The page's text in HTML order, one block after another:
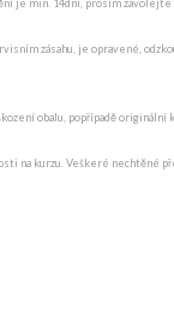
je min. 14dní, prosím zavolejte
zásahu, je opravené,
obalu, popřípadě
na kurzu. Veškeré nechtěné